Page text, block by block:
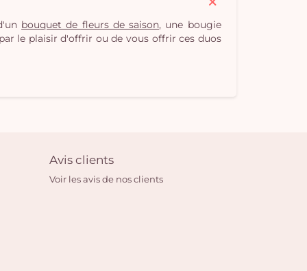
bouquet de fleurs de saison, une bougie
le plaisir d'offrir ou de vous offrir ces duos
Avis clients
Voir les avis de nos clients